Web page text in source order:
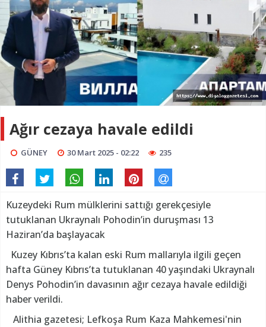
Ağır cezaya havale edildi
GÜNEY 30 Mart 2025 - 02:22 235
Kuzeydeki Rum mülklerini sattığı gerekçesiyle
tutuklanan Ukraynalı Pohodin’in duruşması 13
Haziran’da başlayacak
Kuzey Kıbrıs’ta kalan eski Rum mallarıyla ilgili geçen
hafta Güney Kıbrıs’ta tutuklanan 40 yaşındaki Ukraynalı
Denys Pohodin’in davasının ağır cezaya havale edildiği
haber verildi.
Alithia gazetesi; Lefkoşa Rum Kaza Mahkemesi'nin